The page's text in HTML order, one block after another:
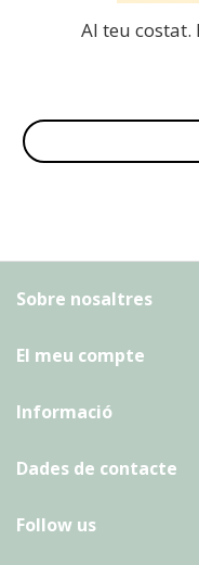
Al teu
Sobre nosaltres
El meu compte
Informació
Dades de contacte
Follow us